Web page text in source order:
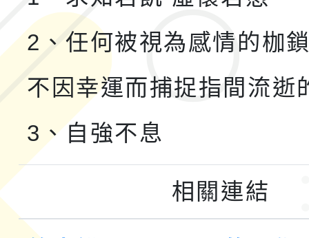
2、任何被視為感情的枷
不因幸運而捕捉指間流逝
3、自強不息
相關連結